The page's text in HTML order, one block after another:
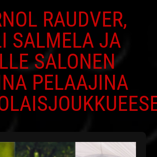
RAUDVER,
SALMELA JA
SALONEN
PELAAJINA